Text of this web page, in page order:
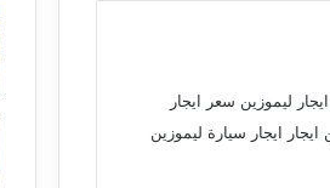
ليموزين سعر ايجار
ايجار سيارة ليموزين